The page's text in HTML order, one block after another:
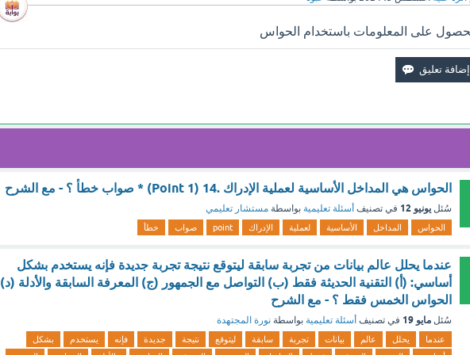
على المعلومات باستخدام الحواس
الحواس هي المداخل الأساسية لعملية الإدراك .14 (1 Point) * صواب خطأ ؟ - مع الشرح
سُئل يونيو 12 في تصنيف أسئلة تعليمية بواسطة مستشار تعليمي
الحواس المداخل الأساسية لعملية الإدراك point صواب خطأ
عندما يحلل عالم بيانات من تجربة سابقة ليتوقع نتيجة تجربة جديدة فإنه يستخدم بشكل
أساسي: (أ) التقنية الحديثة فقط (ب) التواصل مع الجمهور (ج) المعرفة السابقة والأدلة (د)
الحواس الخمس فقط ؟ - مع الشرح
سُئل مايو 19 في تصنيف أسئلة تعليمية بواسطة نورة المجتهدة
عندما يحلل عالم بيانات تجربة سابقة ليتوقع نتيجة جديدة فإنه يستخدم
بشكل